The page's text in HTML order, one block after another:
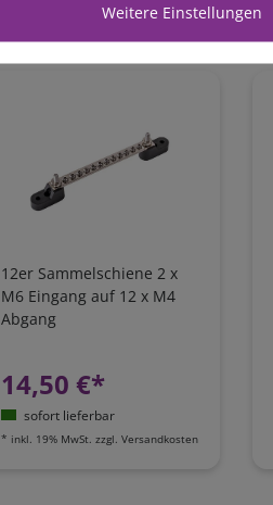
12er Sammelschiene 2 x
M6 Eingang auf 12 x M4
Abgang
14,50 €*
sofort lieferbar
* inkl. 19% MwSt. zzgl. Versandkosten
Weitere Einstellungen